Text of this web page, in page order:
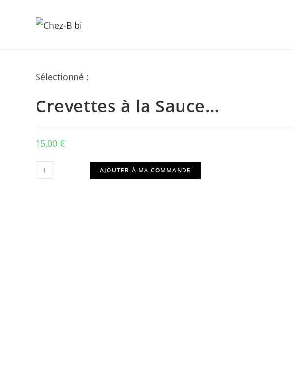
Sélectionné :
Crevettes à la Sauce…
15,00 €
quantité
de
AJOUTER À MA COMMANDE